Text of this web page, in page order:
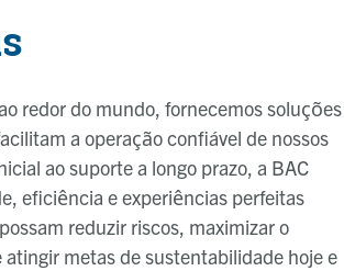
redor do mundo, fornecemos soluções
a operação confiável de nossos
ao suporte a longo prazo, a BAC
eficiência e experiências perfeitas
reduzir riscos, maximizar o
metas de sustentabilidade hoje e